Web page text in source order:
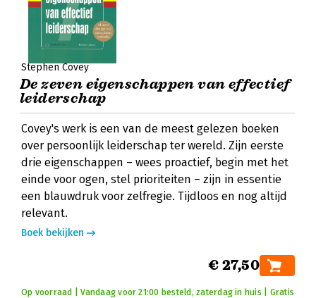
Stephen Covey
De zeven eigenschappen van effectief
leiderschap
Covey's werk is een van de meest gelezen boeken
over persoonlijk leiderschap ter wereld. Zijn eerste
drie eigenschappen – wees proactief, begin met het
einde voor ogen, stel prioriteiten – zijn in essentie
een blauwdruk voor zelfregie. Tijdloos en nog altijd
relevant.
Boek bekijken
€ 27,50
Op voorraad | Vandaag voor 21:00 besteld, zaterdag in huis | Gratis